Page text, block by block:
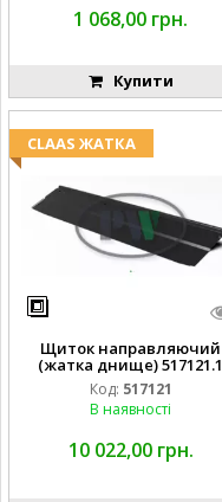
1 068,00 грн.
Купити
CLAAS ЖАТКА
Щиток направляючий
(жатка днище) 517121.1
Код: 517121
В наявності
10 022,00 грн.